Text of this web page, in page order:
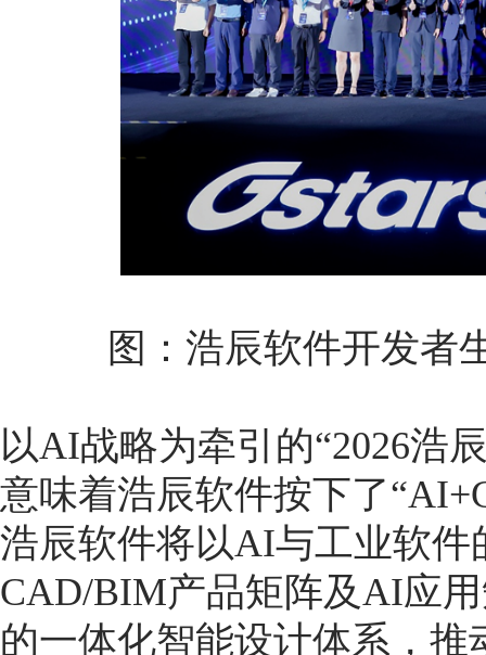
图：浩辰软件开发者
以AI战略为牵引的“2026浩
意味着浩辰软件按下了
浩辰软件将以AI与工业软
CAD/BIM产品矩阵及AI应
的一体化智能设计体系，